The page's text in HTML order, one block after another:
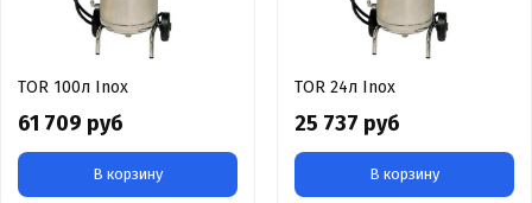
TOR 100л Inox
61 709 руб
В корзину
TOR 24л Inox
25 737 руб
В корзину